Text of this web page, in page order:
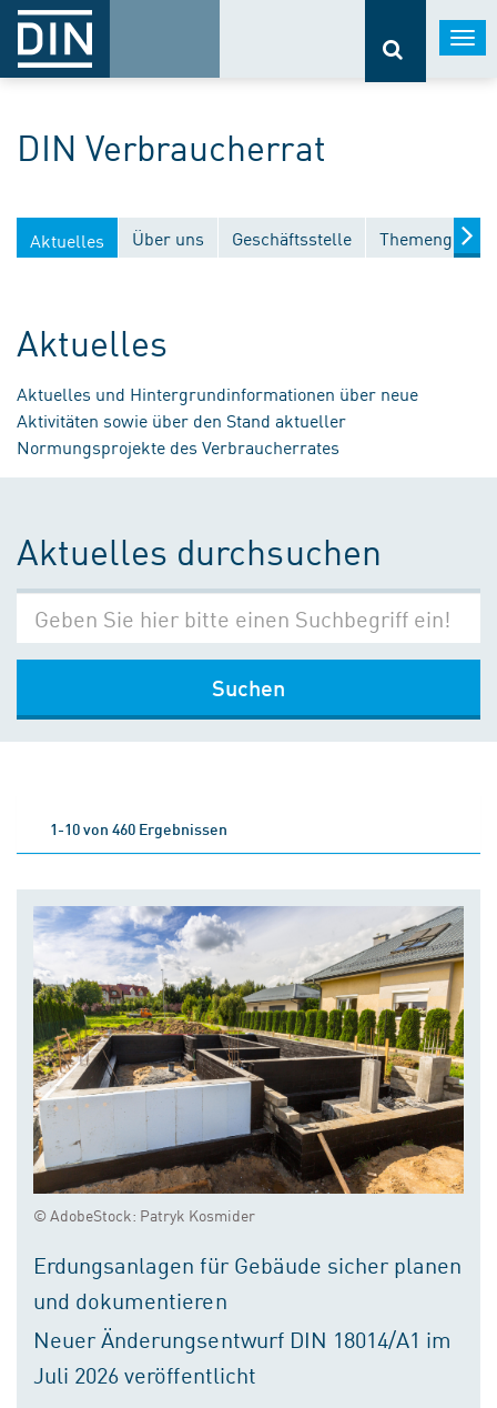
DIN Verbraucherrat
Aktuelles Über uns Geschäftsstelle
Aktuelles
Aktuelles und Hintergrundinformationen über neue
Aktivitäten sowie über den Stand aktueller
Normungsprojekte des Verbraucherrates
Aktuelles durchsuchen
Suchen
1-10 von 460 Ergebnissen
© AdobeStock: Patryk Kosmider
Erdungsanlagen für Gebäude sicher planen
und dokumentieren
Neuer Änderungsentwurf DIN 18014/A1 im
Juli 2026 veröffentlicht